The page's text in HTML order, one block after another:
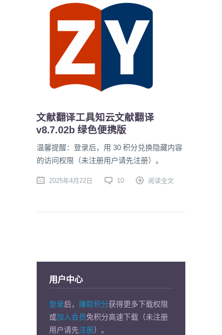
文献翻译工具知云文献翻译
v8.7.02b 绿色便携版
温馨提醒：登录后，用 30 积分兑换隐藏内容
的访问权限（未注册用户请先注册）。
2025年4月22日 10 阅读全文
用户中心
登录后， 赚取积分获得更多下载权限
或加入会员免积分高速下载（未注册
用户请先注册）。